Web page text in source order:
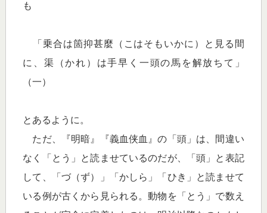
も
「乗合は箇抑甚麼（こはそもいかに）と見る間
に、渠（かれ）は手早く一頭の馬を解放ちて」
（一）
とあるように。
ただ、『明暗』『義血侠血』の「頭」は、間違い
なく「とう」と読ませているのだが、「頭」と表記
して、「づ（ず）」「かしら」「ひき」と読ませて
いる例が古くから見られる。動物を「とう」で数え